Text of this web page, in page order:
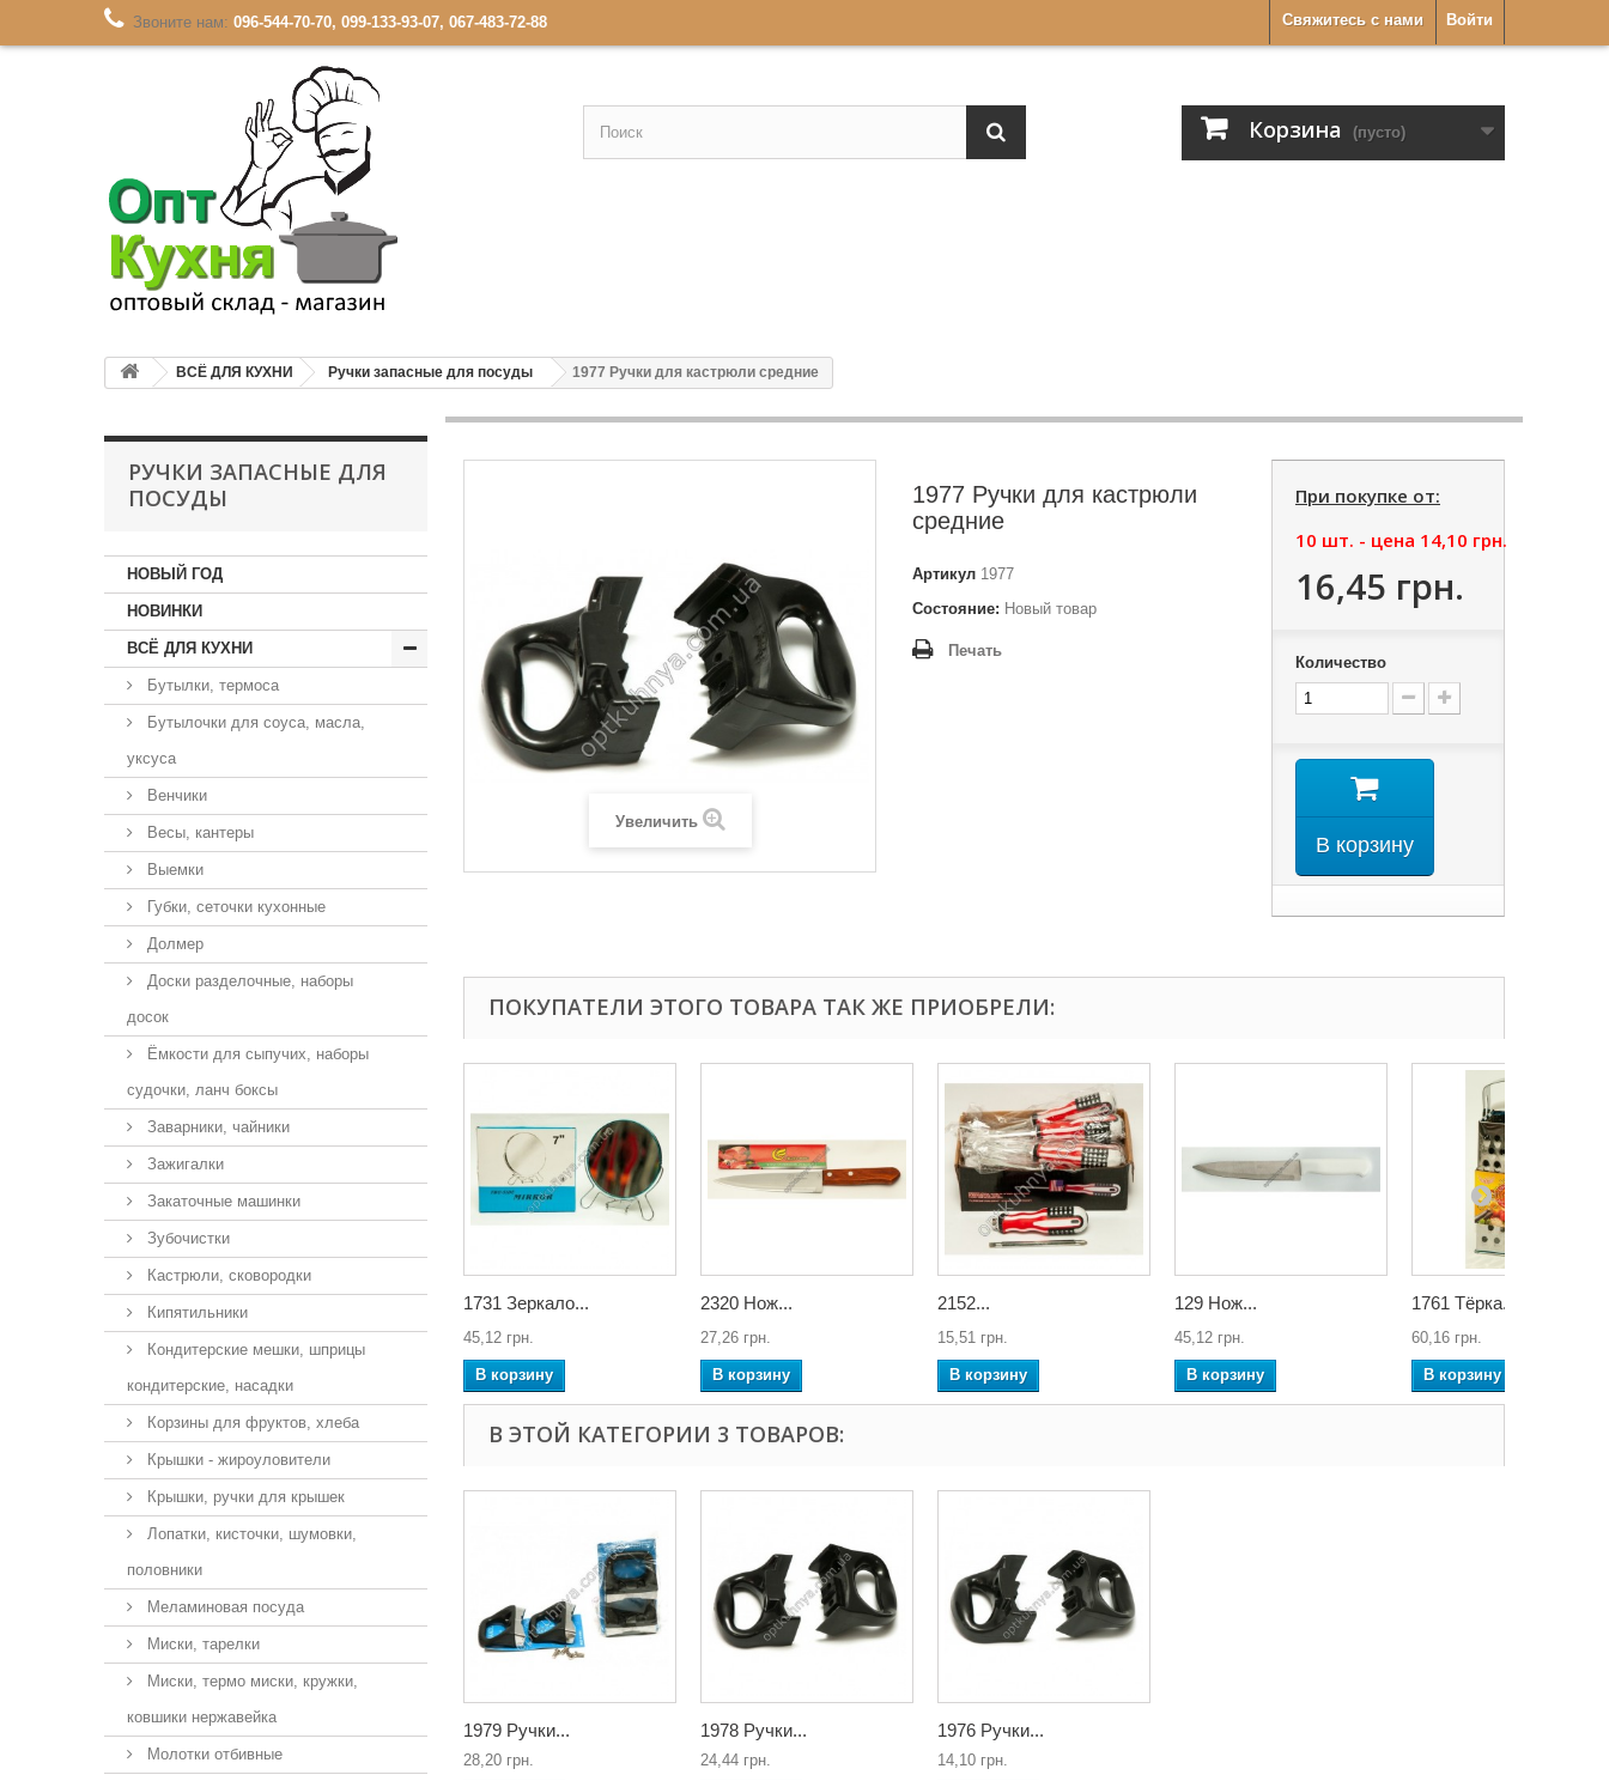
Войти
Свяжитесь с нами
Звоните нам: 096-544-70-70, 099-133-93-07, 067-483-72-88
Корзина (пусто)
ВСЁ ДЛЯ КУХНИ Ручки запасные для посуды 1977 Ручки для кастрюли средние
РУЧКИ ЗАПАСНЫЕ ДЛЯ
ПОСУДЫ
НОВЫЙ ГОД
НОВИНКИ
ВСЁ ДЛЯ КУХНИ
Бутылки, термоса
Бутылочки для соуса, масла,
уксуса
Венчики
Весы, кантеры
Выемки
Губки, сеточки кухонные
Долмер
Доски разделочные, наборы
досок
Ёмкости для сыпучих, наборы
судочки, ланч боксы
Заварники, чайники
Зажигалки
Закаточные машинки
Зубочистки
Кастрюли, сковородки
Кипятильники
Кондитерские мешки, шприцы
кондитерские, насадки
Корзины для фруктов, хлеба
Крышки - жироуловители
Крышки, ручки для крышек
Лопатки, кисточки, шумовки,
половники
Меламиновая посуда
Миски, тарелки
Миски, термо миски, кружки,
ковшики нержавейка
Молотки отбивные
Увеличить
1977 Ручки для кастрюли
средние
Артикул 1977
Состояние: Новый товар
Печать
При покупке от:
10 шт. - цена 14,10 грн.
16,45 грн.
Количество
В корзину
ПОКУПАТЕЛИ ЭТОГО ТОВАРА ТАК ЖЕ ПРИОБРЕЛИ:
1731 Зеркало...
45,12 грн.
В корзину
2320 Нож...
27,26 грн.
В корзину
2152...
15,51 грн.
В корзину
129 Нож...
45,12 грн.
В корзину
1761 Тёрка...
60,16 грн.
В корзину
В ЭТОЙ КАТЕГОРИИ 3 ТОВАРОВ:
1979 Ручки...
28,20 грн.
1978 Ручки...
24,44 грн.
1976 Ручки...
14,10 грн.